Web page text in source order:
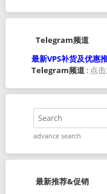
Telegram频道
最新VPS补货及优惠
Telegram频道: 点
advance search
最新推荐&促销